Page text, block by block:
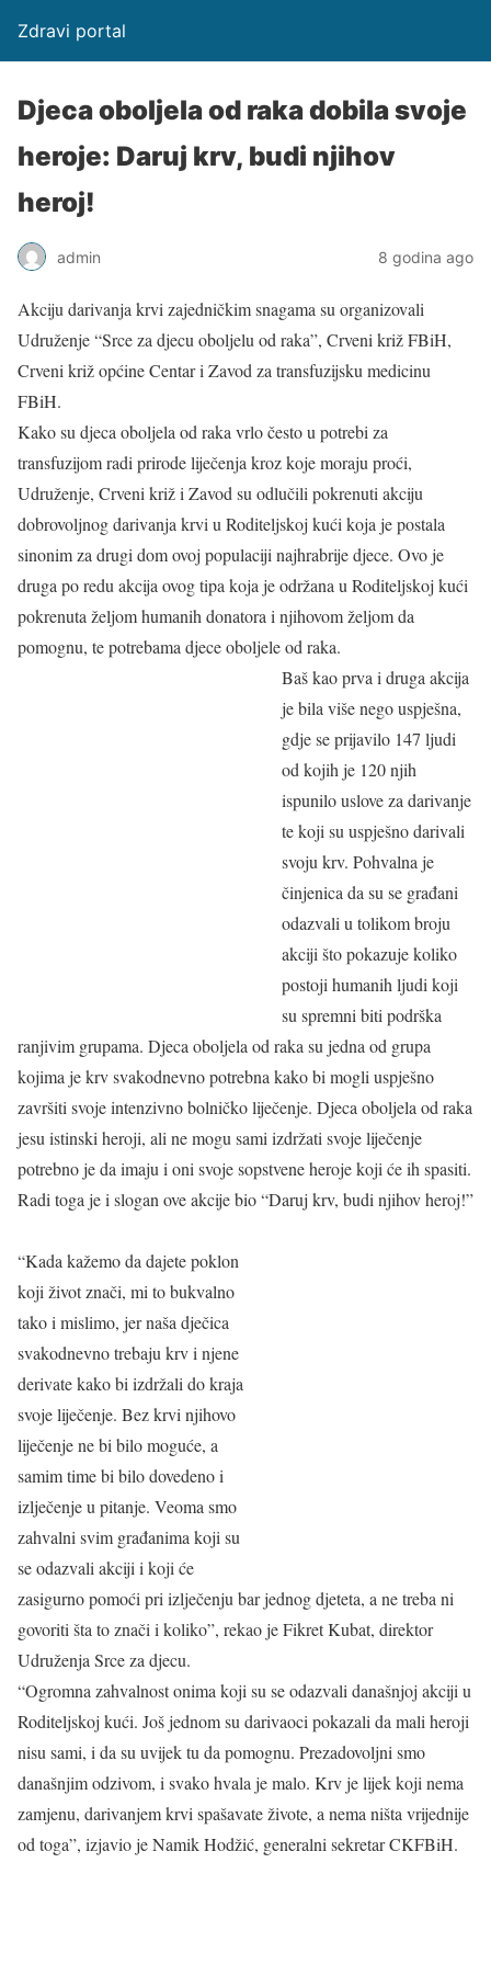
Zdravi portal
Djeca oboljela od raka dobila svoje
heroje: Daruj krv, budi njihov
heroj!
admin 8 godina ago
Akciju darivanja krvi zajedničkim snagama su organizovali
Udruženje “Srce za djecu oboljelu od raka”, Crveni križ FBiH,
Crveni križ općine Centar i Zavod za transfuzijsku medicinu
FBiH.
Kako su djeca oboljela od raka vrlo često u potrebi za
transfuzijom radi prirode liječenja kroz koje moraju proći,
Udruženje, Crveni križ i Zavod su odlučili pokrenuti akciju
dobrovoljnog darivanja krvi u Roditeljskoj kući koja je postala
sinonim za drugi dom ovoj populaciji najhrabrije djece. Ovo je
druga po redu akcija ovog tipa koja je održana u Roditeljskoj kući
pokrenuta željom humanih donatora i njihovom željom da
pomognu, te potrebama djece oboljele od raka.
Baš kao prva i druga akcija
je bila više nego uspješna,
gdje se prijavilo 147 ljudi
od kojih je 120 njih
ispunilo uslove za darivanje
te koji su uspješno darivali
svoju krv. Pohvalna je
činjenica da su se građani
odazvali u tolikom broju
akciji što pokazuje koliko
postoji humanih ljudi koji
su spremni biti podrška
ranjivim grupama. Djeca oboljela od raka su jedna od grupa
kojima je krv svakodnevno potrebna kako bi mogli uspješno
završiti svoje intenzivno bolničko liječenje. Djeca oboljela od raka
jesu istinski heroji, ali ne mogu sami izdržati svoje liječenje
potrebno je da imaju i oni svoje sopstvene heroje koji će ih spasiti.
Radi toga je i slogan ove akcije bio “Daruj krv, budi njihov heroj!”
“Kada kažemo da dajete poklon
koji život znači, mi to bukvalno
tako i mislimo, jer naša dječica
svakodnevno trebaju krv i njene
derivate kako bi izdržali do kraja
svoje liječenje. Bez krvi njihovo
liječenje ne bi bilo moguće, a
samim time bi bilo dovedeno i
izlječenje u pitanje. Veoma smo
zahvalni svim građanima koji su
se odazvali akciji i koji će
zasigurno pomoći pri izlječenju bar jednog djeteta, a ne treba ni
govoriti šta to znači i koliko”, rekao je Fikret Kubat, direktor
Udruženja Srce za djecu.
“Ogromna zahvalnost onima koji su se odazvali današnjoj akciji u
Roditeljskoj kući. Još jednom su darivaoci pokazali da mali heroji
nisu sami, i da su uvijek tu da pomognu. Prezadovoljni smo
današnjim odzivom, i svako hvala je malo. Krv je lijek koji nema
zamjenu, darivanjem krvi spašavate živote, a nema ništa vrijednije
od toga”, izjavio je Namik Hodžić, generalni sekretar CKFBiH.